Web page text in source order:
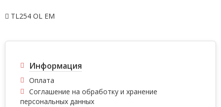
TL254 OL EM
Информация
Оплата
Соглашение на обработку и хранение
персональных данных